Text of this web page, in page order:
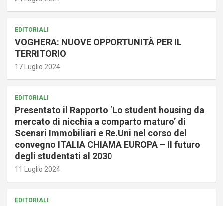
EDITORIALI
VOGHERA: NUOVE OPPORTUNITÀ PER IL
TERRITORIO
17 Luglio 2024
EDITORIALI
Presentato il Rapporto ‘Lo student housing da
mercato di nicchia a comparto maturo’ di
Scenari Immobiliari e Re.Uni nel corso del
convegno ITALIA CHIAMA EUROPA – Il futuro
degli studentati al 2030
11 Luglio 2024
EDITORIALI